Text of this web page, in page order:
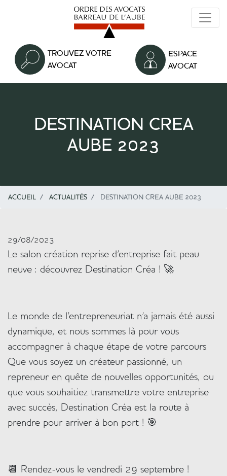
principal
TROUVEZ VOTRE
AVOCAT
ESPACE
AVOCAT
DESTINATION CREA
AUBE 2023
ACCUEIL ACTUALITÉS DESTINATION CREA AUBE 2023
29/08/2023
Texte
Colonne
Le salon création reprise d’entreprise fait peau
neuve : découvrez Destination Créa ! 🚀
Le monde de l'entrepreneuriat n'a jamais été aussi
dynamique, et nous sommes là pour vous
accompagner à chaque étape de votre parcours.
Que vous soyez un créateur passionné, un
repreneur en quête de nouvelles opportunités, ou
que vous souhaitiez transmettre votre entreprise
avec succès, Destination Créa est la route à
prendre pour arriver à bon port ! 🎯
📆 Rendez-vous le vendredi 29 septembre !